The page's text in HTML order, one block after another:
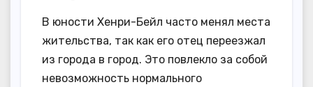
В юности Хенри-Бейл часто менял места
жительства, так как его отец переезжал
из города в город. Это повлекло за собой
невозможность нормального